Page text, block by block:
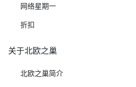
网络星期一
折扣
关于北欧之巢
北欧之巢简介